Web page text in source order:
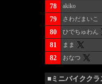
78 akiko
79 さわだまいこ
80 ひでちゅわん
81 まま
82 おなつ
■ミニバイクク